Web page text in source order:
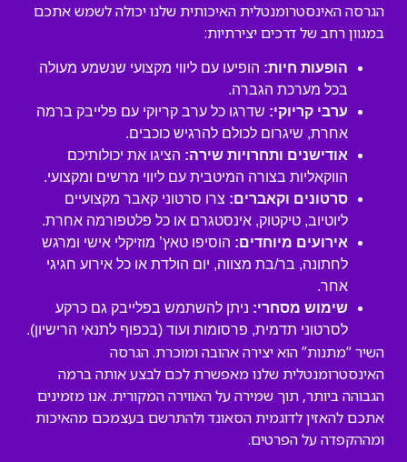
הגרסה האינסטרומנטלית האיכותית שלנו יכולה לשמש אתכם
במגוון רחב של דרכים יצירתיות:
הופעות חיות: הופיעו עם ליווי מקצועי שנשמע מעולה
בכל מערכת הגברה.
ערבי קריוקי: שדרגו כל ערב קריוקי עם פלייבק ברמה
אחרת, שיגרום לכולם להרגיש כוכבים.
אודישנים ותחרויות שירה: הציגו את יכולותיכם
הווקאליות בצורה המיטבית עם ליווי מרשים ומקצועי.
סרטונים וקאברים: צרו סרטוני קאבר מקצועיים
ליוטיוב, טיקטוק, אינסטגרם או כל פלטפורמה אחרת.
אירועים מיוחדים: הוסיפו טאץ’ מוזיקלי אישי ומרגש
לחתונה, בר/בת מצווה, יום הולדת או כל אירוע חגיגי
אחר.
שימוש מסחרי: ניתן להשתמש בפלייבק גם כרקע
לסרטוני תדמית, פרסומות ועוד (בכפוף לתנאי הרישיון).
השיר “מתנות” הוא יצירה אהובה ומוכרת. הגרסה
האינסטרומנטלית שלנו מאפשרת לכם לבצע אותה ברמה
הגבוהה ביותר, תוך שמירה על האווירה המקורית. אנו מזמינים
אתכם להאזין לדוגמית הסאונד ולהתרשם בעצמכם מהאיכות
ומההקפדה על הפרטים.